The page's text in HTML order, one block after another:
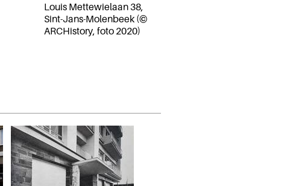
Louis Mettewielaan 38,
Sint-Jans-Molenbeek (©
ARCHistory, foto 2020)